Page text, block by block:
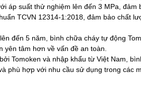
áp suất thử nghiệm lên đến 3 MPa, đảm
TCVN 12314-1:2018, đảm bảo chất
đến 5 năm, bình chữa cháy tự động
yên tâm hơn về vấn đề an toàn.
Tomoken và nhập khẩu từ Việt Nam,
phù hợp với nhu cầu sử dụng trong các